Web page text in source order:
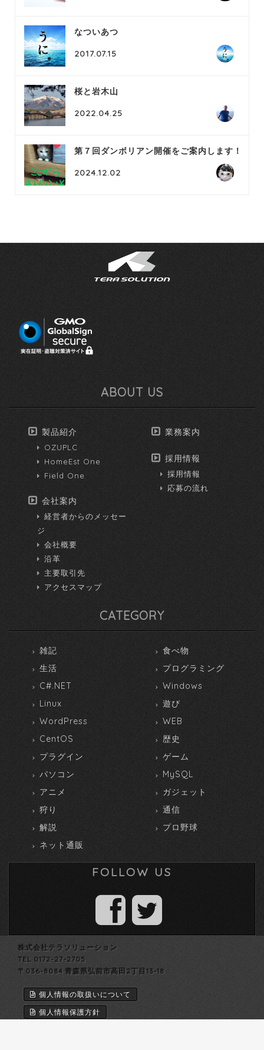
なついあつ
2017.07.15
桜と岩木山
2022.04.25
第７回ダンボリアン開催をご案内します！
2024.12.02
ABOUT US
製品紹介
OZUPLC
HomeEst One
Field One
会社案内
経営者からのメッセー
ジ
会社概要
沿革
主要取引先
アクセスマップ
業務案内
採用情報
採用情報
応募の流れ
CATEGORY
雑記
食べ物
生活
プログラミング
C#.NET
Windows
Linux
遊び
WordPress
WEB
CentOS
歴史
プラグイン
ゲーム
パソコン
MySQL
アニメ
ガジェット
狩り
通信
解説
プロ野球
ネット通販
FOLLOW US
株式会社テラソリューション
TEL 0172-27-2705
〒036-8084 青森県弘前市高田2丁目13-18
個人情報の取扱いについて
個人情報保護方針